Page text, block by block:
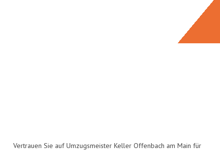
Vertrauen Sie auf Umzugsmeister Keller Offenbach am Main für